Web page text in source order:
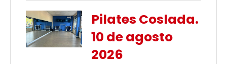
Pilates Coslada.
10 de agosto
2026